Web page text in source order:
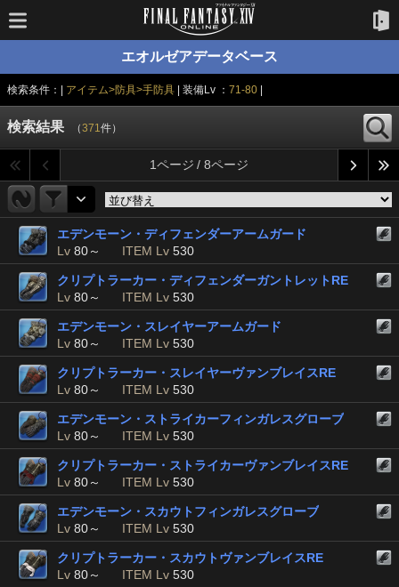
エオルゼアデータベース
検索条件：| アイテム>防具>手防具 | 装備Lv ： 71-80|
検索結果 （371件）
1ページ / 8ページ
エデンモーン・ディフェンダーアームガード
Lv 80～ ITEM Lv 530
クリプトラーカー・ディフェンダーガントレットRE
Lv 80～ ITEM Lv 530
エデンモーン・スレイヤーアームガード
Lv 80～ ITEM Lv 530
クリプトラーカー・スレイヤーヴァンブレイスRE
Lv 80～ ITEM Lv 530
エデンモーン・ストライカーフィンガレスグローブ
Lv 80～ ITEM Lv 530
クリプトラーカー・ストライカーヴァンブレイスRE
Lv 80～ ITEM Lv 530
エデンモーン・スカウトフィンガレスグローブ
Lv 80～ ITEM Lv 530
クリプトラーカー・スカウトヴァンブレイスRE
Lv 80～ ITEM Lv 530